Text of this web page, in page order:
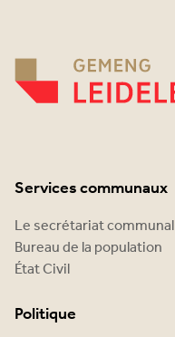
Services communaux
Le secrétariat communal
Bureau de la population
État Civil
Politique